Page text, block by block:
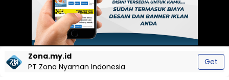
Zona.my.id
PT Zona Nyaman Indonesia
Get